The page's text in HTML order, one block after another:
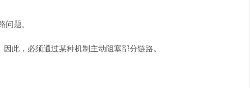
题。
此，必须通过某种机制主动阻塞部分链路。